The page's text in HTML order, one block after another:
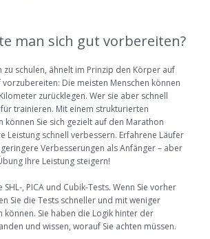
man sich gut vorbereiten?
zu schulen, ähnelt im Prinzip den Körper auf
Die meisten Menschen können
zurücklegen. Wer sie aber schnell
trainieren. Mit einem strukturierten
Sie sich gezielt auf den Marathon
Leistung schnell verbessern. Erfahrene Läufer
Verbesserungen als Anfänger – aber
Ihre Leistung steigern!
, PICA und Cubik-Tests. Wenn Sie vorher
Sie die Tests schneller und mit weniger
können. Sie haben die Logik hinter der
und wissen, worauf Sie achten müssen.